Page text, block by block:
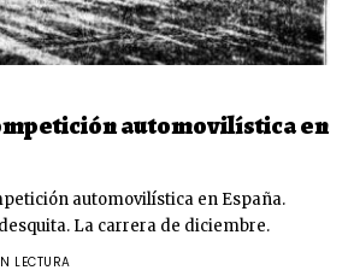
automovilística en
automovilística en España.
La carrera de diciembre.
LECTURA